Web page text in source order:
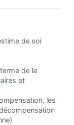
de soi
de la
et
les